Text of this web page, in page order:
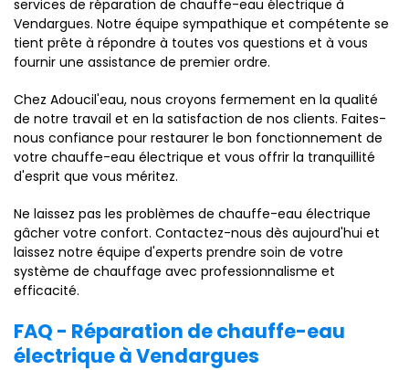
services de réparation de chauffe-eau électrique à
Vendargues. Notre équipe sympathique et compétente se
tient prête à répondre à toutes vos questions et à vous
fournir une assistance de premier ordre.
Chez Adoucil'eau, nous croyons fermement en la qualité
de notre travail et en la satisfaction de nos clients. Faites-
nous confiance pour restaurer le bon fonctionnement de
votre chauffe-eau électrique et vous offrir la tranquillité
d'esprit que vous méritez.
Ne laissez pas les problèmes de chauffe-eau électrique
gâcher votre confort. Contactez-nous dès aujourd'hui et
laissez notre équipe d'experts prendre soin de votre
système de chauffage avec professionnalisme et
efficacité.
FAQ - Réparation de chauffe-eau
électrique à Vendargues